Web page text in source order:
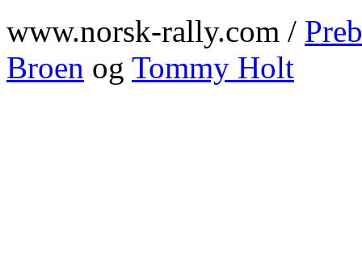
www.norsk-rally.com /
Broen og Tommy Holt